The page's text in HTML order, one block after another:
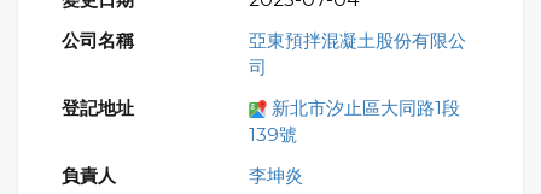
亞東預拌混凝土股份有限公
司
新北市汐止區大同路1段
139號
李坤炎